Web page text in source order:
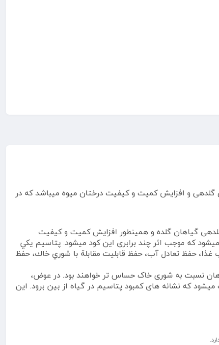
برای گلدهی و افزایش کمیت و کیفیت درختان میوه میباشد که در
که موثر ترین نقش را در افزایش گلدهی گیاهان گلده و همینطور افزایش کمیت و کیفیت
منگنز بر روی و مس دیده میشود که موجب اثر چند برابری این کود میشود. پتاسيم يكي
غذا، حفظ تعادل آب، حفظ قابليت مقابلة با شوري خاك، حفظ
نسبت به شوری خاک حساس تر خواهند بود. در عوض،
تحمل گیاهان به شوری خواهد شد. استفاده از کود 36-12-12 هلندی 10 کیلویی موجب میشود که نشانه های کمبود پتاسیم در گیاه از بین برود. این